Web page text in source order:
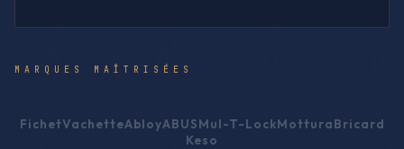
MARQUES MAÎTRISÉES
FichetVachetteAbloyABUSMul-T-LockMotturaBricard
Keso